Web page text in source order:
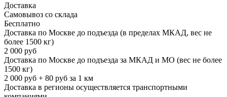
Доставка
Самовывоз со склада
Бесплатно
Доставка по Москве до подъезда (в пределах МКАД, вес не
более 1500 кг)
2 000 руб
Доставка по Москве до подъезда за МКАД и МО (вес не более
1500 кг)
2 000 руб + 80 руб за 1 км
Доставка в регионы осуществляется транспортными